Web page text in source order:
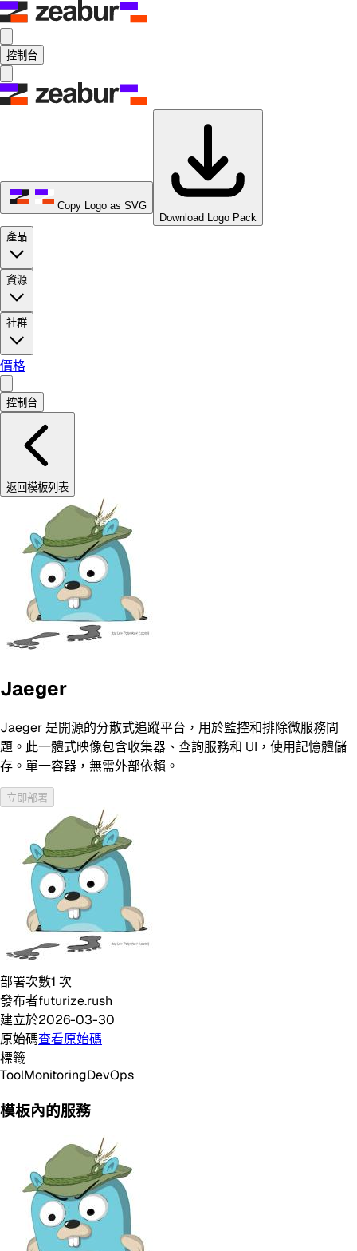
控制台
Copy Logo as SVG
Download Logo Pack
產品
資源
社群
價格
控制台
返回模板列表
Jaeger
Jaeger 是開源的分散式追蹤平台，用於監控和排除微服務問
題。此一體式映像包含收集器、查詢服務和 UI，使用記憶體儲
存。單一容器，無需外部依賴。
立即部署
部署次數1 次
發布者futurize.rush
建立於2026-03-30
原始碼查看原始碼
標籤
ToolMonitoringDevOps
模板內的服務